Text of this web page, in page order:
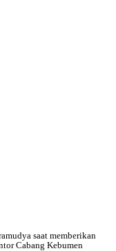
saat memberikan
Cabang Kebumen